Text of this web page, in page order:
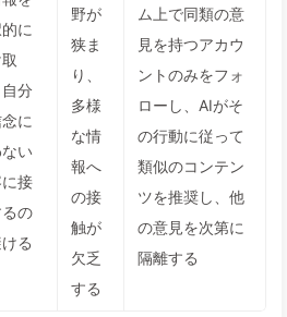
に
自分
に
い
接
の
る
野が
狭ま
り、
多様
な情
報へ
の接
触が
欠乏
する
ム上で同類の意
見を持つアカウ
ントのみをフォ
ローし、AIがそ
の行動に従って
類似のコンテン
ツを推奨し、他
の意見を次第に
隔離する